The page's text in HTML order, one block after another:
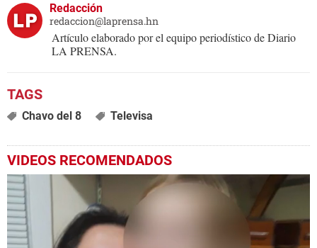
Redacción
redaccion@laprensa.hn
Artículo elaborado por el equipo periodístico de Diario
LA PRENSA.
Chavo del 8 Televisa
VIDEOS RECOMENDADOS